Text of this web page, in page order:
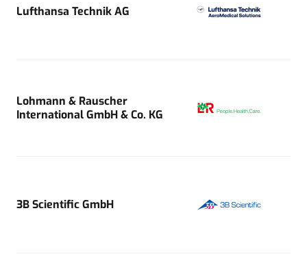
Lufthansa Technik AG
Lohmann & Rauscher
International GmbH & Co. KG
3B Scientific GmbH